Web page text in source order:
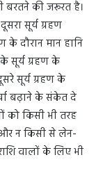
बरतने की जरूरत है।
सूर्य ग्रहण
के दौरान मान हानि
सूर्य ग्रहण के
सूर्य ग्रहण के
बढ़ाने के संकेत दे
को किसी भी तरह
और न किसी से लेन-
वालों के लिए भी